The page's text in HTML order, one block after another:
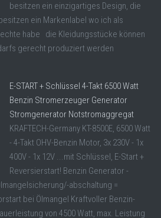
besitzen ein einzigartiges Design, die
ein Markenlabel wo ich als
habe die Kleidungsstücke können
gerecht produziert werden
E-START + Schlüssel 4-Takt 6500 Watt
Benzin Stromerzeuger Generator
Stromgenerator Notstromaggregat
KRAFTECH-Germany KT-8500E, 6500 Watt
- 4-Takt OHV-Benzin Motor, 3x 230V - 1x
400V - 1x 12V ...mit Schlüssel, E-Start +
Reversierstart! Benzin Generator -
abschaltung =
bei Ölmangel Kraftvoller Benzin-
von 4500 Watt, max. Leistung